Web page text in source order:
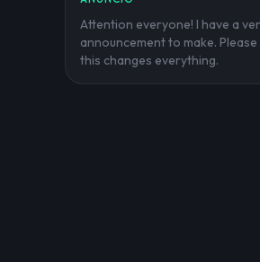
Attention everyone! I have a
announcement to make.
this changes everything.